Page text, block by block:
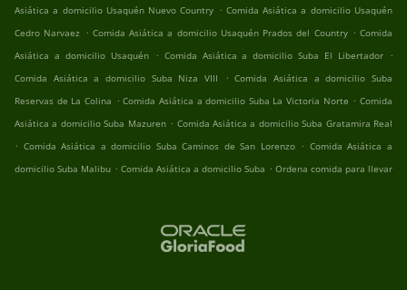
Asiática a domicilio Usaquén Nuevo Country . Comida Asiática a domicilio Usaquén
Cedro Narvaez . Comida Asiática a domicilio Usaquén Prados del Country . Comida
Asiática a domicilio Usaquén . Comida Asiática a domicilio Suba El Libertador .
Comida Asiática a domicilio Suba Niza VIII
. Comida Asiática a domicilio Suba
Reservas de La Colina . Comida Asiática a domicilio Suba La Victoria Norte . Comida
Asiática a domicilio Suba Mazuren . Comida Asiática a domicilio Suba Gratamira Real
. Comida Asiática a domicilio Suba Caminos de San Lorenzo . Comida Asiática a
domicilio Suba Malibu . Comida Asiática a domicilio Suba . Ordena comida para llevar